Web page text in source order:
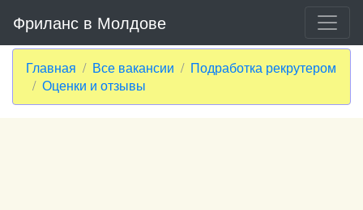
Фриланс в Молдове
Главная Все вакансии
Подработка рекрутером
Оценки и отзывы